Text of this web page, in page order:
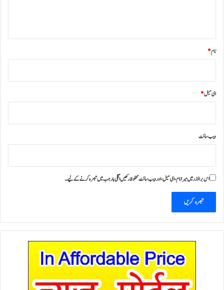
نام*
ای میل*
ویب‌ سائٹ
اس براؤزر میں میرا نام، ای میل، اور ویب سائٹ محفوظ رکھیں اگلی بار جب میں تبصرہ کرنے کےلیے۔